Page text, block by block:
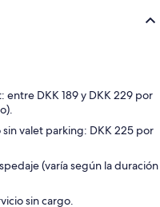
DKK 189 y DKK 229 por
valet parking: DKK 225 por
(varía según la duración
sin cargo.